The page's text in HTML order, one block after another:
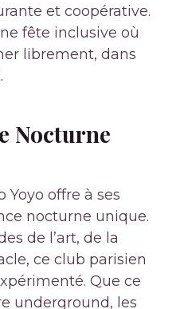
et coopérative.
fête inclusive où
librement, dans
Nocturne
Yoyo offre à ses
nocturne unique.
de l’art, de la
ce club parisien
Que ce
underground, les